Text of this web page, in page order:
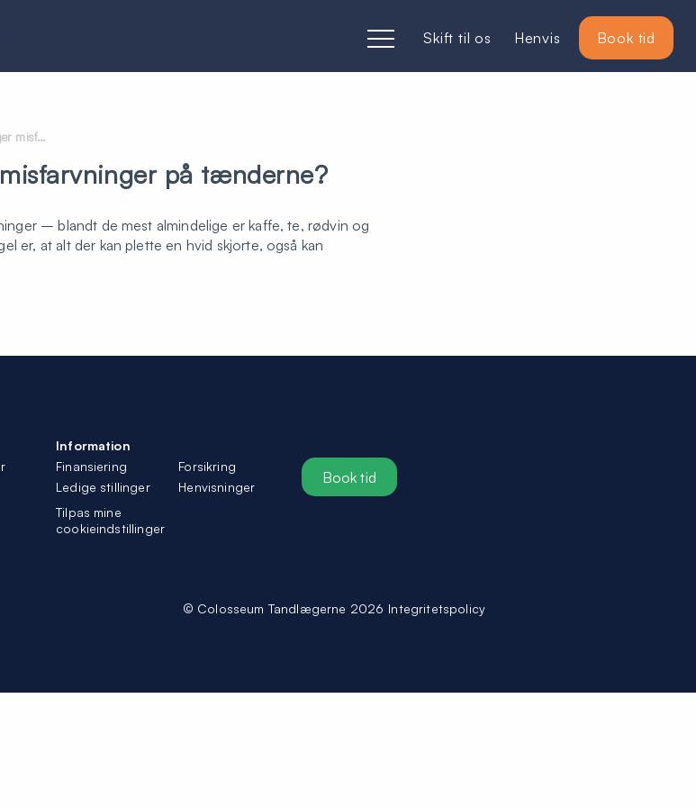
misf…
på tænderne?
– blandt de mest almindelige er kaffe, te, rødvin og
er, at alt der kan plette en hvid skjorte, også kan
Information
Finansiering
Forsikring
Ledige stillinger
Henvisninger
Tilpas mine
cookieindstillinger
Book tid
© Colosseum Tandlægerne 2026 Integritetspolicy
Skift til os Henvis Book tid